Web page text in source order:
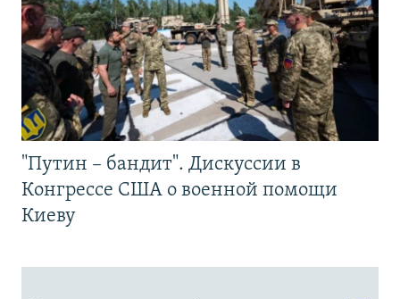
"Путин – бандит". Дискуссии в
Конгрессе США о военной помощи
Киеву